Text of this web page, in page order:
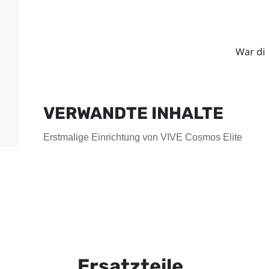
War
VERWANDTE INHALTE
Erstmalige Einrichtung von VIVE Cosmos Elite